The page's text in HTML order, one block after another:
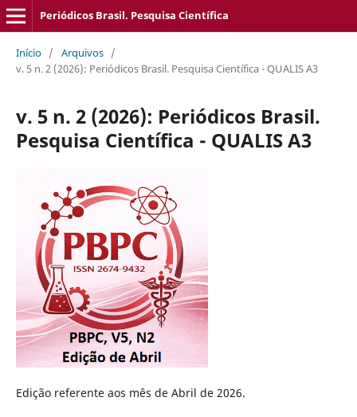
Periódicos Brasil. Pesquisa Científica
Início / Arquivos /
v. 5 n. 2 (2026): Periódicos Brasil. Pesquisa Científica - QUALIS A3
v. 5 n. 2 (2026): Periódicos Brasil.
Pesquisa Científica - QUALIS A3
Edição referente aos mês de Abril de 2026.